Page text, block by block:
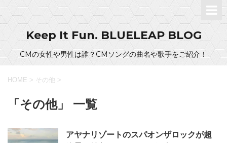
Keep It Fun. BLUELEAP BLOG
CMの女性や男性は誰？CMソングの曲名や歌手をご紹介！
HOME > その他 >
「その他」 一覧
アヤナリゾートのスパオンザロックが超